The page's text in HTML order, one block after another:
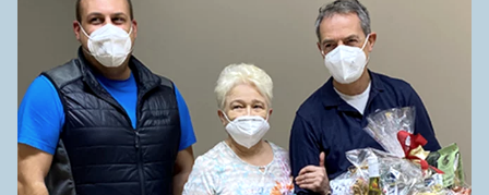
überspringen